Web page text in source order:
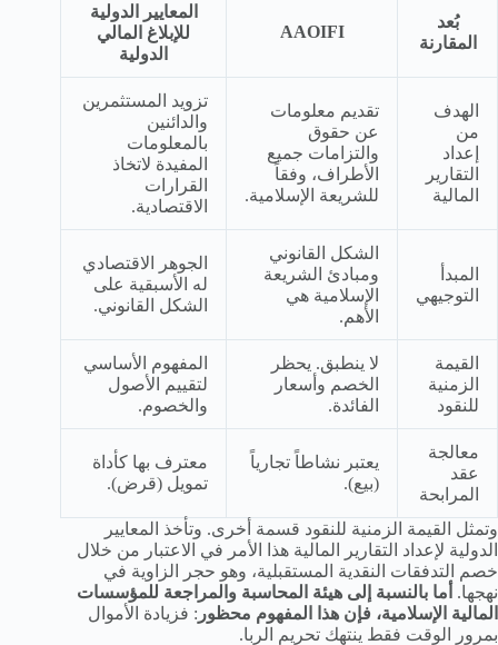
بُعد
المقارنة
AAOIFI
المعايير الدولية
للإبلاغ المالي
الدولية
الهدف
من
إعداد
التقارير
المالية
تقديم معلومات
عن حقوق
والتزامات جميع
الأطراف، وفقاً
للشريعة الإسلامية.
تزويد المستثمرين
والدائنين
بالمعلومات
المفيدة لاتخاذ
القرارات
الاقتصادية.
المبدأ
التوجيهي
الشكل القانوني
ومبادئ الشريعة
الإسلامية هي
الأهم.
الجوهر الاقتصادي
له الأسبقية على
الشكل القانوني.
القيمة
الزمنية
للنقود
لا ينطبق. يحظر
الخصم وأسعار
الفائدة.
المفهوم الأساسي
لتقييم الأصول
والخصوم.
معالجة
عقد
المرابحة
يعتبر نشاطاً تجارياً
(بيع).
معترف بها كأداة
تمويل (قرض).
وتمثل القيمة الزمنية للنقود قسمة أخرى. وتأخذ المعايير
الدولية لإعداد التقارير المالية هذا الأمر في الاعتبار من خلال
خصم التدفقات النقدية المستقبلية، وهو حجر الزاوية في
نهجها. أما بالنسبة إلى هيئة المحاسبة والمراجعة للمؤسسات
المالية الإسلامية، فإن هذا المفهوم محظور : فزيادة الأموال
بمرور الوقت فقط ينتهك تحريم الربا.